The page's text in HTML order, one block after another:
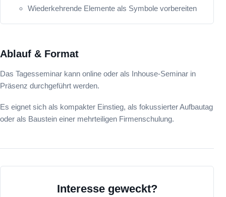
Wiederkehrende Elemente als Symbole vorbereiten
Ablauf & Format
Das Tagesseminar kann online oder als Inhouse-Seminar in
Präsenz durchgeführt werden.
Es eignet sich als kompakter Einstieg, als fokussierter Aufbautag
oder als Baustein einer mehrteiligen Firmenschulung.
Interesse geweckt?